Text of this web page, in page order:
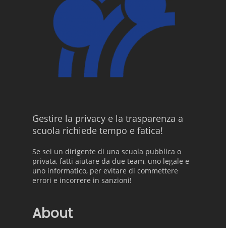
Gestire la privacy e la trasparenza a
scuola richiede tempo e fatica!
Se sei un dirigente di una scuola pubblica o
privata, fatti aiutare da due team, uno legale e
uno informatico, per evitare di commettere
errori e incorrere in sanzioni!
About